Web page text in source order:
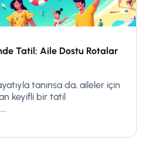
Tatil: Aile Dostu Rotalar
tanınsa da, aileler için
keyifli bir tatil